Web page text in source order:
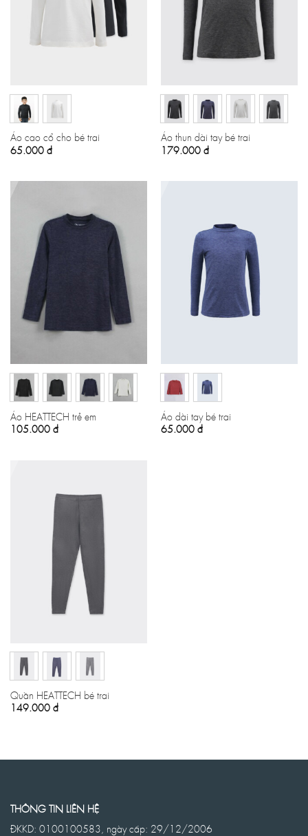
Áo cao cổ cho bé trai
65.000 đ
Áo thun dài tay bé trai
179.000 đ
Áo HEATTECH trẻ em
105.000 đ
Áo dài tay bé trai
65.000 đ
Quần HEATTECH bé trai
149.000 đ
THÔNG TIN LIÊN HỆ
ĐKKD: 0100100583, ngày cấp: 29/12/2006